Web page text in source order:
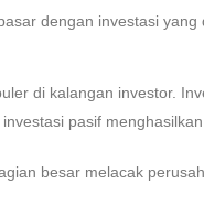
dengan investasi
di kalangan investor.
pasif
besar melacak